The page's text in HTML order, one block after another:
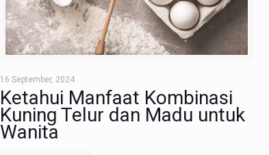
16 September, 2024
Ketahui Manfaat Kombinasi
Kuning Telur dan Madu untuk
Wanita